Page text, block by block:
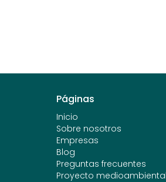
Páginas
Inicio
Sobre nosotros
Empresas
Blog
Preguntas frecuentes
Proyecto medioambiental